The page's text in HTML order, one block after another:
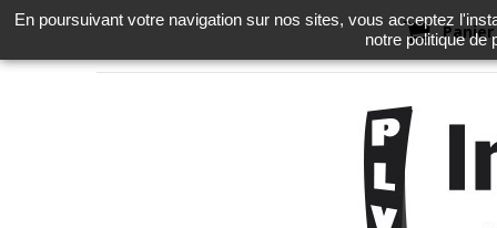
Panier
En poursuivant votre navigation sur nos sites, vous acceptez
notre politique de